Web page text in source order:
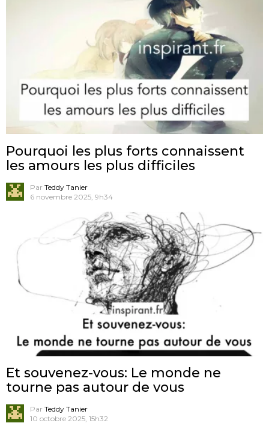
Pourquoi les plus forts connaissent
les amours les plus difficiles
Par Teddy Tanier
6 novembre 2025, 9h34
Et souvenez-vous: Le monde ne
tourne pas autour de vous
Par Teddy Tanier
10 octobre 2025, 15h32